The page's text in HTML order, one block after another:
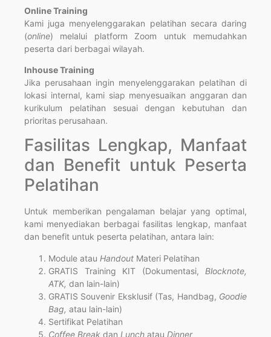
Online Training
Kami juga menyelenggarakan pelatihan secara daring
(online) melalui platform Zoom untuk memudahkan
peserta dari berbagai wilayah.
Inhouse Training
Jika perusahaan ingin menyelenggarakan pelatihan di
lokasi internal, kami siap menyesuaikan anggaran dan
kurikulum pelatihan sesuai dengan kebutuhan dan
prioritas perusahaan.
Fasilitas Lengkap, Manfaat
dan Benefit untuk Peserta
Pelatihan
Untuk memberikan pengalaman belajar yang optimal,
kami menyediakan berbagai fasilitas lengkap, manfaat
dan benefit untuk peserta pelatihan, antara lain:
Module atau Handout Materi Pelatihan
GRATIS Training KIT (Dokumentasi, Blocknote,
ATK, dan lain-lain)
GRATIS Souvenir Eksklusif (Tas, Handbag, Goodie
Bag, atau lain-lain)
Sertifikat Pelatihan
Coffee Break dan Lunch atau Dinner